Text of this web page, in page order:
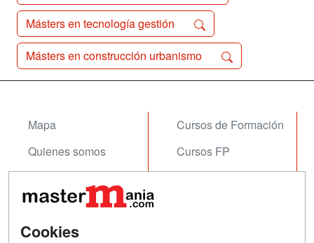
Másters en tecnología gestión
Másters en construcción urbanismo
Mapa
Quienes somos
Acceso Usuarios
Acceso Centros
Cursos de Formación
Cursos FP
Cookies